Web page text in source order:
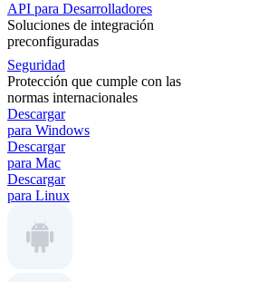
API para Desarrolladores
Soluciones de integración
preconfiguradas
Seguridad
Protección que cumple con las
normas internacionales
Descargar
para Windows
Descargar
para Mac
Descargar
para Linux